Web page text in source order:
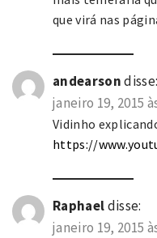
que virá nas
andearson disse:
janeiro 19, 2015
Vidinho
https://
Raphaeldisse:
janeiro 19, 2015